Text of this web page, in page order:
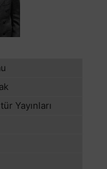
Yayınları